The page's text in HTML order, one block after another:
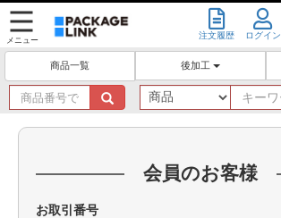
メニュー 注文履歴 ログイン
商品一覧 後加工
商
品
番
会員のお客様
お取引番号